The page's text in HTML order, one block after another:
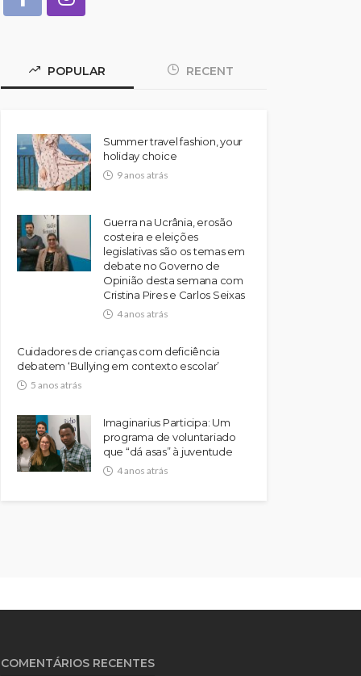
POPULAR RECENT
Summer travel fashion, your
holiday choice
9 anos atrás
Guerra na Ucrânia, erosão
costeira e eleições
legislativas são os temas em
debate no Governo de
Opinião desta semana com
Cristina Pires e Carlos Seixas
4 anos atrás
Cuidadores de crianças com deficiência
debatem ‘Bullying em contexto escolar’
5 anos atrás
Imaginarius Participa: Um
programa de voluntariado
que “dá asas” à juventude
4 anos atrás
COMENTÁRIOS RECENTES